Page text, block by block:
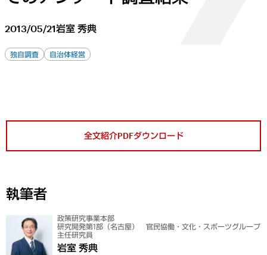
2013/05/21岩室 秀典
独自調査 自治体経営
全文紹介PDFダウンロード
執筆者
政策研究事業本部
研究開発第1部（名古屋） 官民協働・文化・スポーツグループ
主任研究員
岩室 秀典